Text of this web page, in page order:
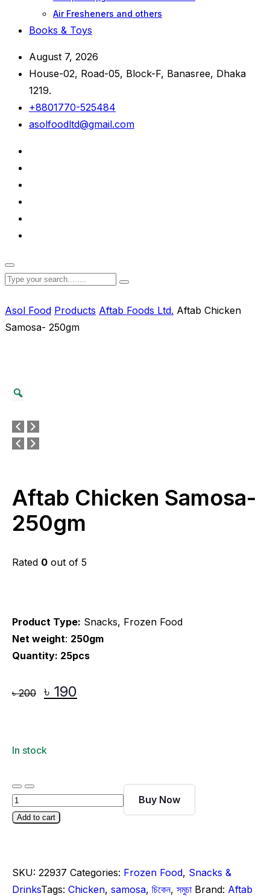
Air Fresheners and others
Books & Toys
August 7, 2026
House-02, Road-05, Block-F, Banasree, Dhaka
1219.
+8801770-525484
asolfoodltd@gmail.com
Asol Food Products Aftab Foods Ltd. Aftab Chicken
Samosa- 250gm
Aftab Chicken Samosa-
250gm
Rated 0 out of 5
Product Type: Snacks, Frozen Food
Net weight: 250gm
Quantity: 25pcs
৳200 ৳ 190
In stock
Add to cart
Buy Now
SKU: 22937 Categories: Frozen Food, Snacks &
DrinksTags: Chicken, samosa, চিকেন, সমুচা Brand: Aftab